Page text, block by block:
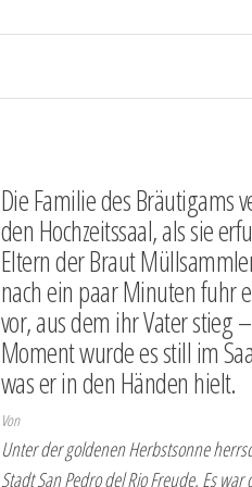
Die Familie des Bräutigams
den Hochzeitssaal, als sie
Eltern der Braut
nach ein paar Minuten fuhr
vor, aus dem ihr Vater stieg
Moment wurde es still im
was er in den Händen hielt.
Von
Unter der goldenen Herbstsonne
Stadt San Pedro del Rio Freude. Es